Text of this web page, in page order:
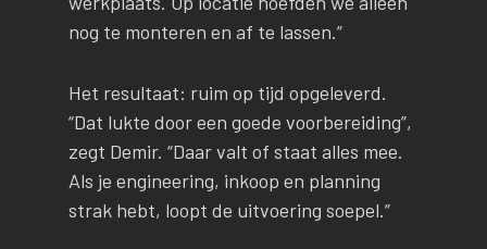
nog te monteren en af te lassen.”
Het resultaat: ruim op tijd opgeleverd.
“Dat lukte door een goede voorbereiding”,
zegt Demir. “Daar valt of staat alles mee.
Als je engineering, inkoop en planning
strak hebt, loopt de uitvoering soepel.”